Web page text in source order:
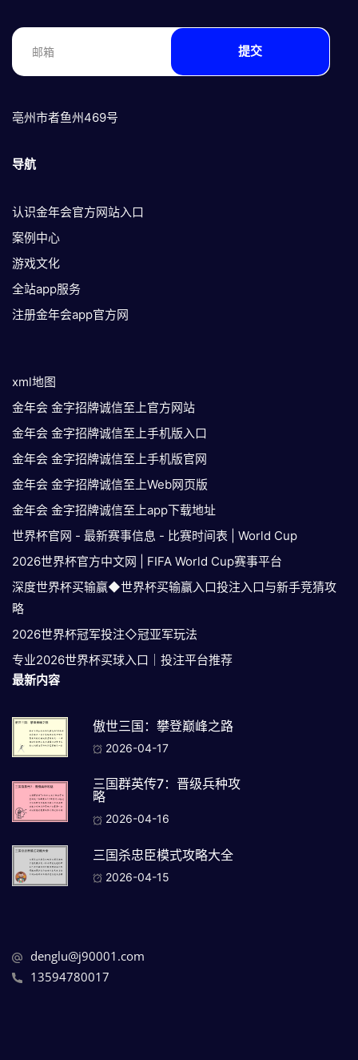
提交
亳州市者鱼州469号
导航
认识金年会官方网站入口
案例中心
游戏文化
全站app服务
注册金年会app官方网
xml地图
金年会 金字招牌诚信至上官方网站
金年会 金字招牌诚信至上手机版入口
金年会 金字招牌诚信至上手机版官网
金年会 金字招牌诚信至上Web网页版
金年会 金字招牌诚信至上app下载地址
世界杯官网 - 最新赛事信息 - 比赛时间表 | World Cup
2026世界杯官方中文网 | FIFA World Cup赛事平台
深度世界杯买输赢◆世界杯买输赢入口投注入口与新手竞猜攻
略
2026世界杯冠军投注◇冠亚军玩法
专业2026世界杯买球入口｜投注平台推荐
最新内容
傲世三国：攀登巅峰之路
2026-04-17
三国群英传7：晋级兵种攻
略
2026-04-16
三国杀忠臣模式攻略大全
2026-04-15
denglu@j90001.com
13594780017